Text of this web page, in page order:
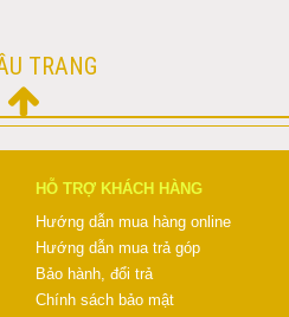
TRANG
HỖ TRỢ KHÁCH HÀNG
Hướng dẫn mua hàng online
Hướng dẫn mua trả góp
Bảo hành, đổi trả
Chính sách bảo mật